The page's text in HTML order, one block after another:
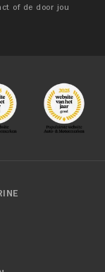
of de door jou